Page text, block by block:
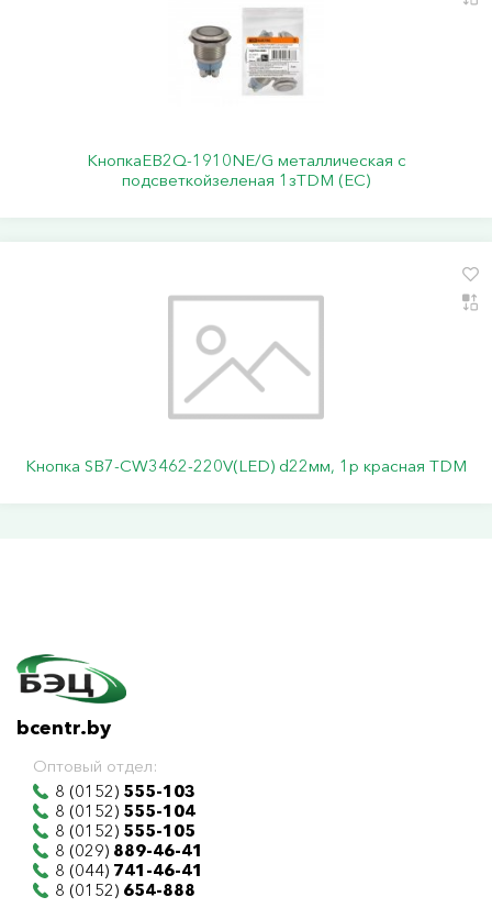
КнопкаEB2Q-1910NE/G металлическая с
подсветкойзеленая 1зTDM (ЕС)
Кнопка SB7-CW3462-220V(LED) d22мм, 1р красная TDM
bcentr.by
Оптовый отдел:
8 (0152) 555-103
8 (0152) 555-104
8 (0152) 555-105
8 (029) 889-46-41
8 (044) 741-46-41
8 (0152) 654-888